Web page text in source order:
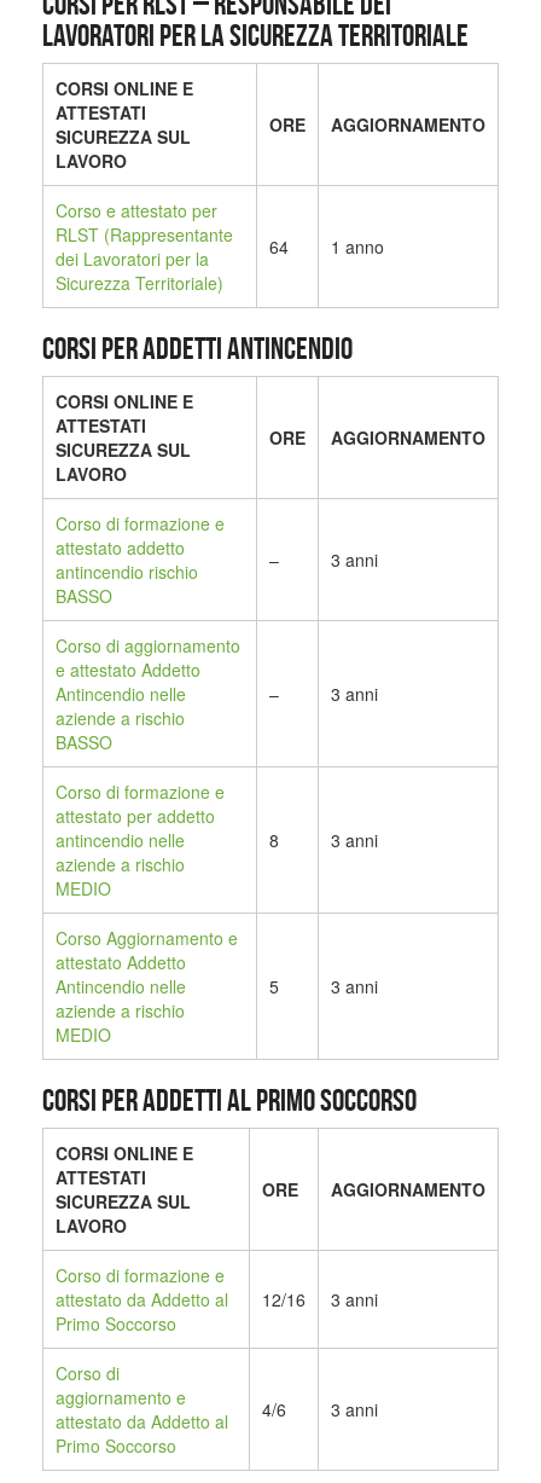
Lavoratori per la Sicurezza Territoriale
CORSI ONLINE E
ATTESTATI
SICUREZZA SUL
LAVORO
ORE AGGIORNAMENTO
Corso e attestato per
RLST (Rappresentante
dei Lavoratori per la
Sicurezza Territoriale)
64 1 anno
CORSI PER ADDETTI ANTINCENDIO
CORSI ONLINE E
ATTESTATI
SICUREZZA SUL
LAVORO
ORE AGGIORNAMENTO
Corso di formazione e
attestato addetto
antincendio rischio
BASSO
– 3 anni
Corso di aggiornamento
e attestato Addetto
Antincendio nelle
aziende a rischio
BASSO
– 3 anni
Corso di formazione e
attestato per addetto
antincendio nelle
aziende a rischio
MEDIO
8 3 anni
Corso Aggiornamento e
attestato Addetto
Antincendio nelle
aziende a rischio
MEDIO
5 3 anni
CORSI PER ADDETTI AL PRIMO SOCCORSO
CORSI ONLINE E
ATTESTATI
SICUREZZA SUL
LAVORO
ORE AGGIORNAMENTO
Corso di formazione e
attestato da Addetto al
Primo Soccorso
12/16 3 anni
Corso di
aggiornamento e
attestato da Addetto al
Primo Soccorso
4/6 3 anni